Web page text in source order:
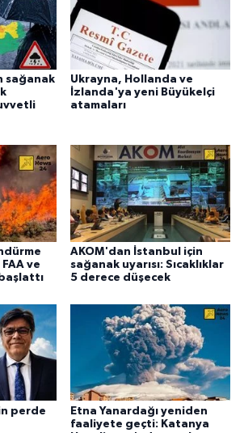
sağanak
Ukrayna, Hollanda ve
İzlanda'ya yeni Büyükelçi
atamaları
ve
AKOM'dan İstanbul için
sağanak uyarısı: Sıcaklıklar
5 derece düşecek
perde
Etna Yanardağı yeniden
faaliyete geçti: Katanya